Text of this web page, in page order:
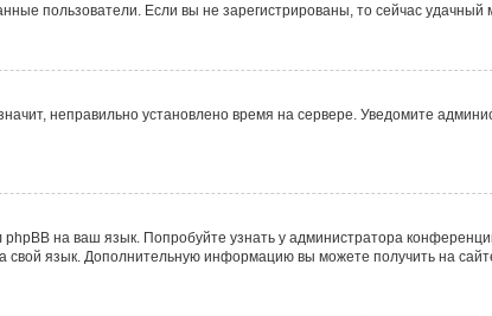
пользователи. Если вы не зарегистрированы, то сейчас удачный
неправильно установлено время на сервере. Уведомите
на ваш язык. Попробуйте узнать у администратора
свой язык. Дополнительную информацию вы можете получить на